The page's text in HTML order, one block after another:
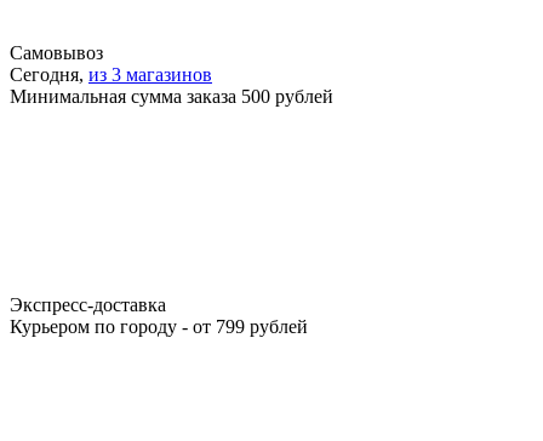
Самовывоз
Сегодня, из 3 магазинов
Минимальная сумма заказа 500 рублей
Экспресс-доставка
Курьером по городу - от 799 рублей